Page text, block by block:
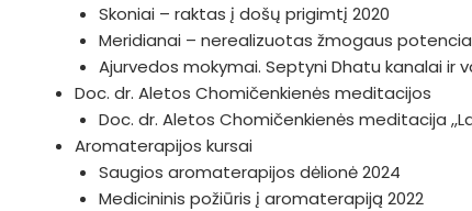
Skoniai – raktas į došų prigimtį 2020
Meridianai – nerealizuotas žmogaus
Ajurvedos mokymai. Septyni Dhatu kanalai ir
Doc. dr. Aletos Chomičenkienės meditacijos
Doc. dr. Aletos Chomičenkienės meditacija
Aromaterapijos kursai
Saugios aromaterapijos dėlionė 2024
Medicininis požiūris į aromaterapiją 2022